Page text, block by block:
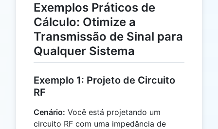
Exemplos Práticos de
Cálculo: Otimize a
Transmissão de Sinal para
Qualquer Sistema
Exemplo 1: Projeto de Circuito
RF
Cenário: Você está projetando um
circuito RF com uma impedância de